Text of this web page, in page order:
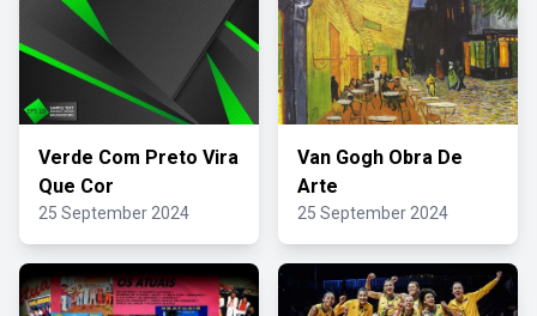
Verde Com Preto Vira
Que Cor
25 September 2024
Van Gogh Obra De
Arte
25 September 2024